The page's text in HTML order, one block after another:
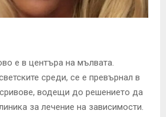
е в центъра на мълвата.
среди, се е превърнал в
водещи до решението да
за лечение на зависимости.